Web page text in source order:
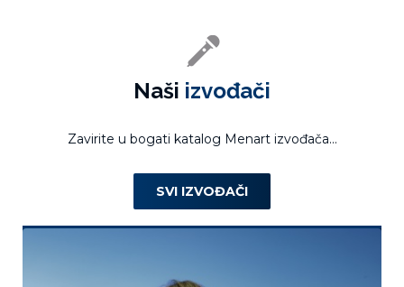
Naši izvođači
Zavirite u bogati katalog Menart izvođača...
SVI IZVOĐAČI